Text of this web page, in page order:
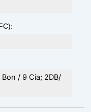
/ 9 Cia; 2DB/